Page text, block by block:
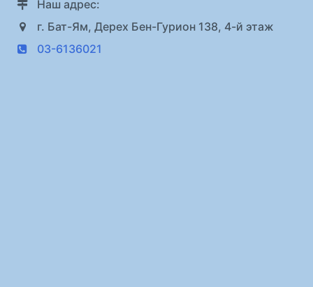
Наш адрес:
г. Бат-Ям, Дерех Бен-Гурион 138, 4-й этаж
03-6136021